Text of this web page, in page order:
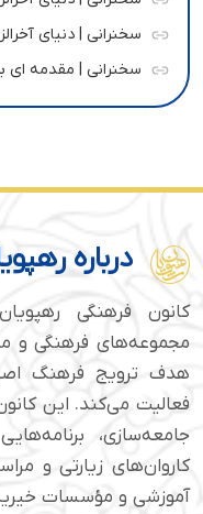
سخنرانی | دنیای
سخنرانی | مقدمه ای
درباره
کانون فرهنگی
هدف ترویج فرهنگ
فعالیت می‌کند. این
جامعه‌سازی،
کاروان‌های زیارتی و
آموزشی و مؤسسات خیریه